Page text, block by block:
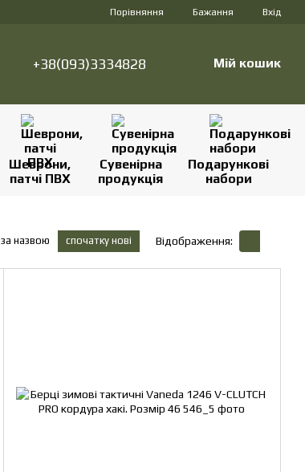
Порівняння Бажання Вхід
+38(093)3334828 Мій кошик
Шеврони,
патчі ПВХ
Сувенірна
продукція
Подарункові
набори
за назвою спочатку нові Відображення: